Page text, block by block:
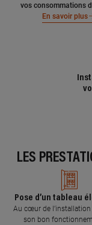
vos consommations
En savoir plus
LES
Pose d’un tableau
Au cœur de l’installation
son bon